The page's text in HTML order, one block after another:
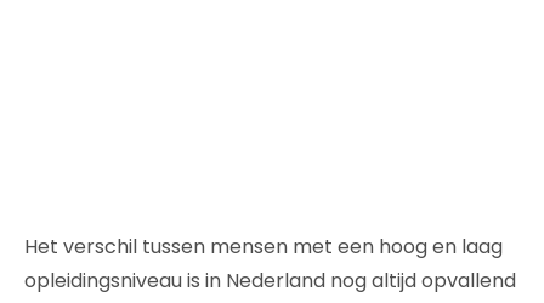
Het verschil tussen mensen met een hoog en laag
opleidingsniveau is in Nederland nog altijd opvallend